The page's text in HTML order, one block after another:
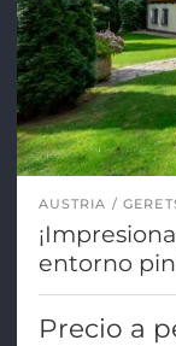
AUSTRIA
entorno
Precio a